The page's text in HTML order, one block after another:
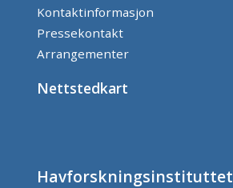
Kontaktinformasjon
Pressekontakt
Arrangementer
Nettstedkart
Havforskningsinstituttet